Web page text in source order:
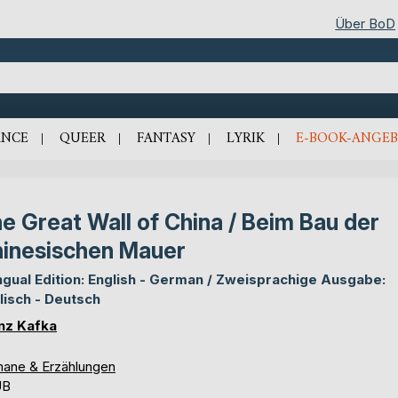
Über BoD
QUEER FANTASY LYRIK E-BOOK-
Great Wall of China / Beim Bau der
Mauer
Edition: English - German / Zweisprachige Ausgabe:
- Deutsch
Kafka
& Erzählungen